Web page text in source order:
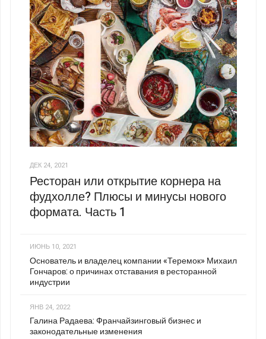
ДЕК 24, 2021
Ресторан или открытие корнера на
фудхолле? Плюсы и минусы нового
формата. Часть 1
ИЮНЬ 10, 2021
Основатель и владелец компании «Теремок» Михаил
Гончаров: о причинах отставания в ресторанной
индустрии
ЯНВ 24, 2022
Галина Радаева: Франчайзинговый бизнес и
законодательные изменения